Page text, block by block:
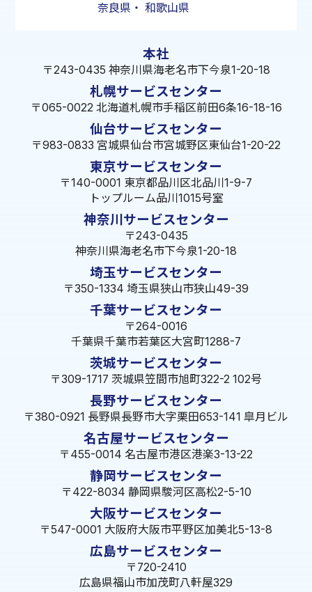
奈良県 ・ 和歌山県
本社
〒243-0435 神奈川県海老名市下今泉1-20-18
札幌サービスセンター
〒065-0022 北海道札幌市手稲区前田6条16-18-16
仙台サービスセンター
〒983-0833 宮城県仙台市宮城野区東仙台1-20-22
東京サービスセンター
〒140-0001 東京都品川区北品川1-9-7
トップルーム品川1015号室
神奈川サービスセンター
〒243-0435
神奈川県海老名市下今泉1-20-18
埼玉サービスセンター
〒350-1334 埼玉県狭山市狭山49-39
千葉サービスセンター
〒264-0016
千葉県千葉市若葉区大宮町1288-7
茨城サービスセンター
〒309-1717 茨城県笠間市旭町322-2 102号
長野サービスセンター
〒380-0921 長野県長野市大字栗田653-141 皐月ビル
名古屋サービスセンター
〒455-0014 名古屋市港区港楽3-13-22
静岡サービスセンター
〒422-8034 静岡県駿河区高松2-5-10
大阪サービスセンター
〒547-0001 大阪府大阪市平野区加美北5-13-8
広島サービスセンター
〒720-2410
広島県福山市加茂町八軒屋329